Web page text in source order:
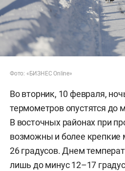
Фото: «БИЗНЕС Online»
Во вторник, 10 февраля,
термометров опустятся до
В восточных районах при
возможны и более
26 градусов. Днем
лишь до минус 12–17